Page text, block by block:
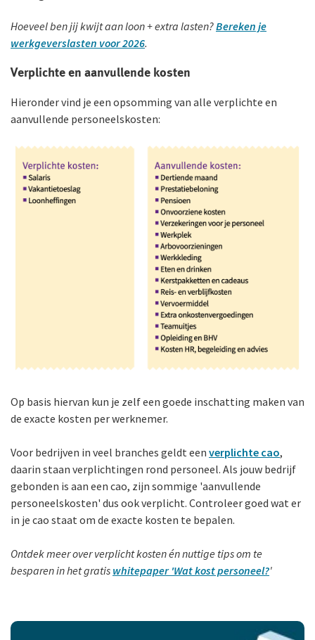
Hoeveel ben jij kwijt aan loon + extra lasten?Bereken je
werkgeverslasten voor 2026.
Verplichte en aanvullende kosten
Hieronder vind je een opsomming van alle verplichte en
aanvullende personeels­kosten:
Op basis hiervan kun je zelf een goede inschatting maken van
de exacte kosten per werknemer.
Voor bedrijven in veel branches geldt een verplichte cao,
daarin staan verplichtingen rond personeel. Als jouw bedrijf
gebonden is aan een cao, zijn sommige 'aanvullende
personeels­kosten' dus ook verplicht. Controleer goed wat er
in je cao staat om de exacte kosten te bepalen.
Ontdek meer over verplicht kosten én nuttige tips om te
besparen in het gratis whitepaper 'Wat kost personeel?'